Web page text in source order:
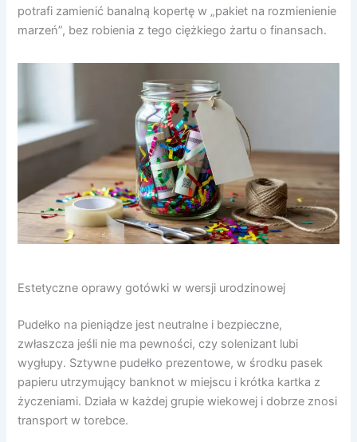
potrafi zamienić banalną kopertę w „pakiet na rozmienienie
marzeń”, bez robienia z tego ciężkiego żartu o finansach.
Estetyczne oprawy gotówki w wersji urodzinowej
Pudełko na pieniądze jest neutralne i bezpieczne,
zwłaszcza jeśli nie ma pewności, czy solenizant lubi
wygłupy. Sztywne pudełko prezentowe, w środku pasek
papieru utrzymujący banknot w miejscu i krótka kartka z
życzeniami. Działa w każdej grupie wiekowej i dobrze znosi
transport w torebce.